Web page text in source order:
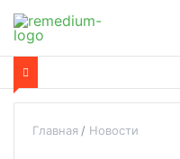
Главная Новости